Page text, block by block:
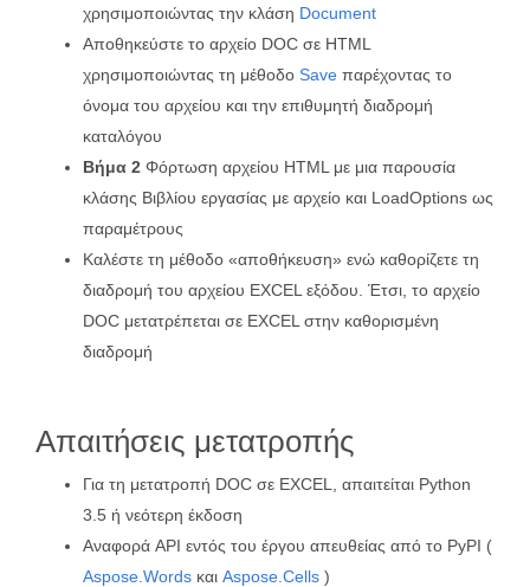
χρησιμοποιώντας την κλάση Document
Αποθηκεύστε το αρχείο DOC σε HTML
χρησιμοποιώντας τη μέθοδο Save παρέχοντας το
όνομα του αρχείου και την επιθυμητή διαδρομή
καταλόγου
Βήμα 2 Φόρτωση αρχείου HTML με μια παρουσία
κλάσης Βιβλίου εργασίας με αρχείο και LoadOptions ως
παραμέτρους
Καλέστε τη μέθοδο «αποθήκευση» ενώ καθορίζετε τη
διαδρομή του αρχείου EXCEL εξόδου. Έτσι, το αρχείο
DOC μετατρέπεται σε EXCEL στην καθορισμένη
διαδρομή
Απαιτήσεις μετατροπής
Για τη μετατροπή DOC σε EXCEL, απαιτείται Python
3.5 ή νεότερη έκδοση
Αναφορά API εντός του έργου απευθείας από το PyPI (
Aspose.Words και Aspose.Cells )